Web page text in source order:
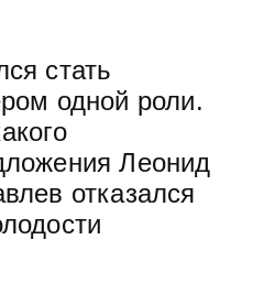
стать
одной роли.
Леонид
отказался